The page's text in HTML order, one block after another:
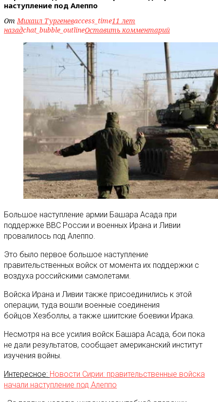
наступление под Алеппо
ОтМихаил Тургеневaccess_time11 лет
назадchat_bubble_outlineОставить комментарий
Большое наступление армии Башара Асада при
поддержке ВВС России и военных Ирана и Ливии
провалилось под Алеппо.
Это было первое большое наступление
правительственных войск от момента их поддержки с
воздуха российскими самолетами.
Войска Ирана и Ливии также присоединились к этой
операции, туда вошли военные соединения
бойцов Хезболлы, а также шиитские боевики Ирака.
Несмотря на все усилия войск Башара Асада, бои пока
не дали результатов, сообщает американский институт
изучения войны.
Интересное: Новости Сирии: правительственные войска
начали наступление под Алеппо